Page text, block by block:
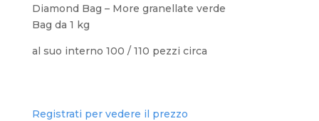
Diamond Bag – More granellate verde
Bag da 1 kg
al suo interno 100 / 110 pezzi circa
Registrati per vedere il prezzo